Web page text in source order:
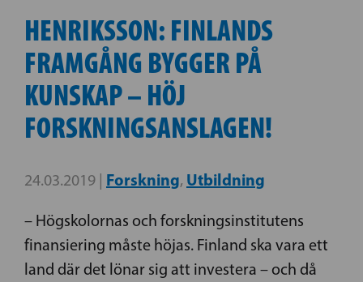
HENRIKSSON: FINLANDS
FRAMGÅNG BYGGER PÅ
KUNSKAP – HÖJ
FORSKNINGSANSLAGEN!
24.03.2019 | Forskning, Utbildning
– Högskolornas och forskningsinstitutens
finansiering måste höjas. Finland ska vara ett
land där det lönar sig att investera – och då